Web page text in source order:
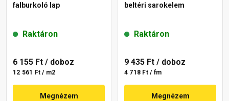
falburkoló lap
Raktáron
6 155 Ft / doboz
12 561 Ft / m2
Megnézem
beltéri sarokelem
Raktáron
9 435 Ft / doboz
4 718 Ft / fm
Megnézem